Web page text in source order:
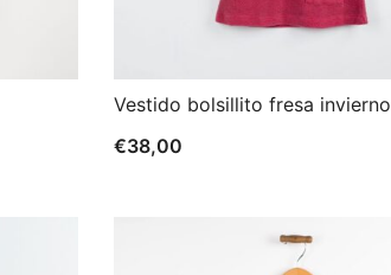
Vestido bolsillito fresa invierno
€38,00